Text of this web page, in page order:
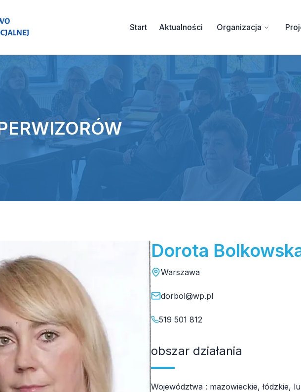
Start Aktualności Organizacja
Dorota
Warszawa
dorbol@wp.pl
519 501 812
obszar działania
Województwa : mazowieckie, łódzkie,